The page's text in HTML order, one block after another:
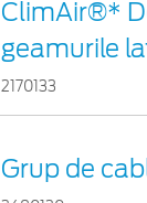
ClimAir®*
geamurile
2170133
Grup de